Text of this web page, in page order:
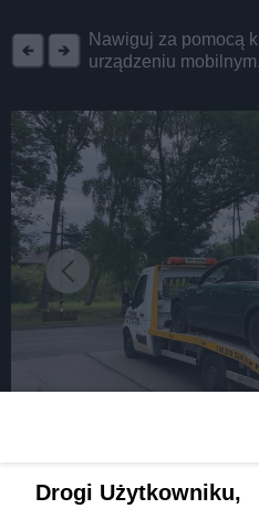
Nawiguj za pomocą
urządzeniu mobilnym.
Czy „zombie drug”
Drogi Użytkowniku,